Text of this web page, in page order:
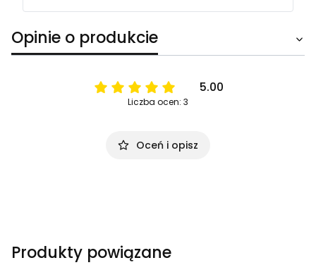
Opinie o produkcie
5.00
Liczba ocen: 3
Oceń i opisz
Produkty powiązane